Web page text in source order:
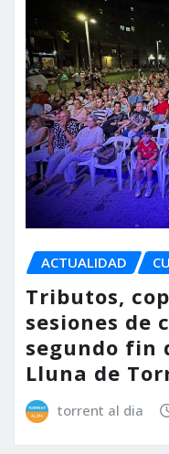
ACTUALIDAD
Tributos,
sesiones de
segundo fin
Lluna de
torrent al dia